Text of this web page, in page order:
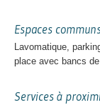
Espaces
Lavomatique,
place avec bancs
Services à